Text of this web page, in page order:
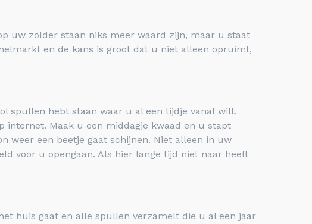
uw zolder staan niks meer waard zijn, maar u staat
en de kans is groot dat u niet alleen opruimt,
spullen hebt staan waar u al een tijdje vanaf wilt.
internet. Maak u een middagje kwaad en u stapt
weer een beetje gaat schijnen. Niet alleen in uw
voor u opengaan. Als hier lange tijd niet naar heeft
huis gaat en alle spullen verzamelt die u al een jaar